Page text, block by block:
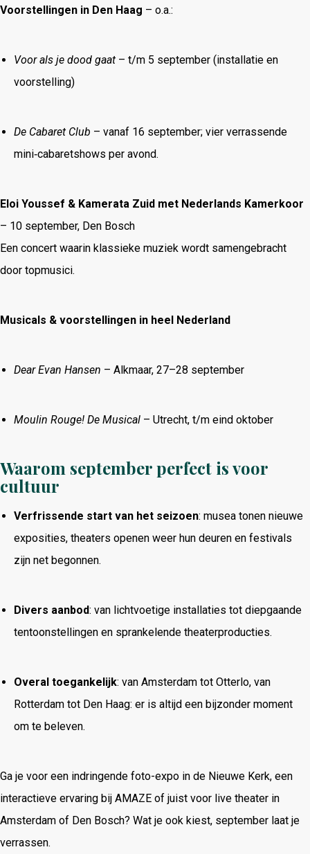
Voorstellingen in Den Haag – o.a.:
Voor als je dood gaat – t/m 5 september (installatie en
voorstelling)
De Cabaret Club – vanaf 16 september; vier verrassende
mini‑cabaretshows per avond.
Eloi Youssef & Kamerata Zuid met Nederlands Kamerkoor
– 10 september, Den Bosch
Een concert waarin klassieke muziek wordt samengebracht
door topmusici.
Musicals & voorstellingen in heel Nederland
Dear Evan Hansen – Alkmaar, 27–28 september
Moulin Rouge! De Musical – Utrecht, t/m eind oktober
Waarom september perfect is voor
cultuur
Verfrissende start van het seizoen: musea tonen nieuwe
exposities, theaters openen weer hun deuren en festivals
zijn net begonnen.
Divers aanbod: van lichtvoetige installaties tot diepgaande
tentoonstellingen en sprankelende theaterproducties.
Overal toegankelijk: van Amsterdam tot Otterlo, van
Rotterdam tot Den Haag: er is altijd een bijzonder moment
om te beleven.
Ga je voor een indringende foto-expo in de Nieuwe Kerk, een
interactieve ervaring bij AMAZE of juist voor live theater in
Amsterdam of Den Bosch? Wat je ook kiest, september laat je
verrassen.